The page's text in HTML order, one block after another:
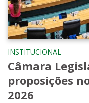
INSTITUCIONAL
Câmara
proposições
2026